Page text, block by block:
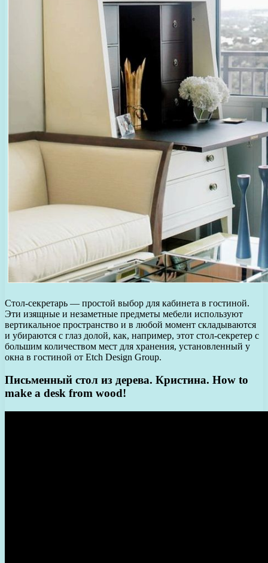
Стол-секретарь — простой выбор для кабинета в гостиной.
Эти изящные и незаметные предметы мебели используют
вертикальное пространство и в любой момент складываются
и убираются с глаз долой, как, например, этот стол-секретер с
большим количеством мест для хранения, установленный у
окна в гостиной от Etch Design Group.
Письменный стол из дерева. Кристина. How to
make a desk from wood!